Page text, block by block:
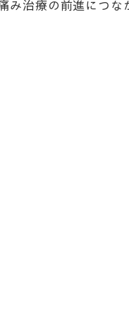
治療の前進につな